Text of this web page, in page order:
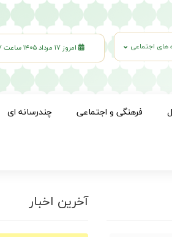
امروز ۱۷ مرداد ۱۴۰۵ ساعت ۱۹:۴۷ های اجتماعی
فرهنگی و اجتماعی چندرسانه ای
آخرین اخبار